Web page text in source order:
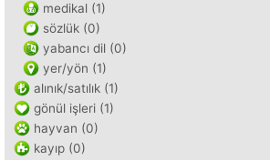
medikal (1)
sözlük (0)
yabancı dil (0)
yer/yön (1)
alınık/satılık (1)
gönül işleri (1)
hayvan (0)
kayıp (0)